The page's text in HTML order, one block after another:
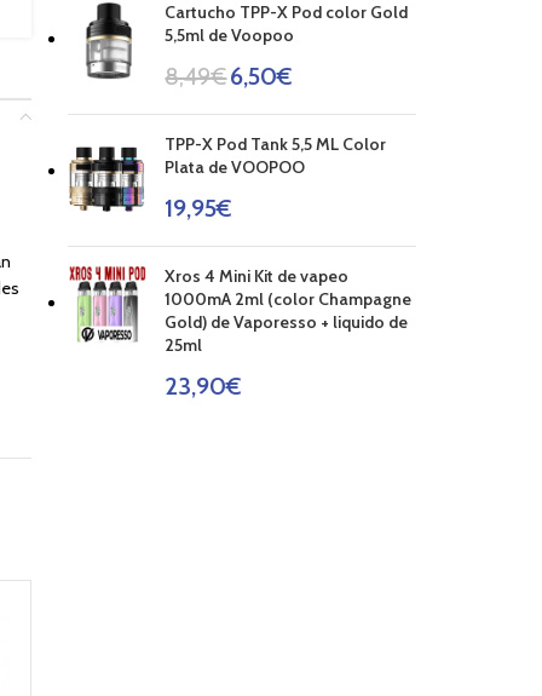
Cartucho TPP-X Pod color Gold
5,5ml de Voopoo
8,49€6,50€
TPP-X Pod Tank 5,5 ML Color
Plata de VOOPOO
19,95€
Xros 4 Mini Kit de vapeo
1000mA 2ml (color Champagne
Gold) de Vaporesso + liquido de
25ml
23,90€